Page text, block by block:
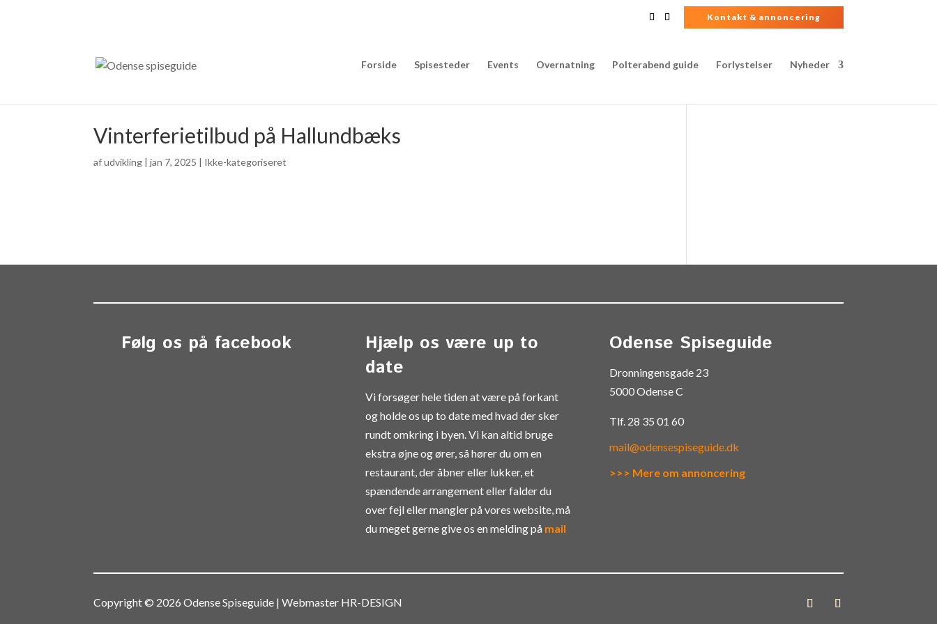
Kontakt & annoncering
Forside Spisesteder Events Overnatning Polterabend guide Forlystelser Nyheder
Vinterferietilbud på Hallundbæks
afudvikling |jan 7, 2025 | Ikke-kategoriseret
Følg os på facebook
Hjælp os være up to
date
Vi forsøger hele tiden at være på forkant
og holde os up to date med hvad der sker
rundt omkring i byen. Vi kan altid bruge
ekstra øjne og ører, så hører du om en
restaurant, der åbner eller lukker, et
spændende arrangement eller falder du
over fejl eller mangler på vores website, må
du meget gerne give os en melding på mail
Odense Spiseguide
Dronningensgade 23
5000 Odense C
Tlf. 28 35 01 60
mail@odensespiseguide.dk
>>> Mere om annoncering
Copyright © 2026 Odense Spiseguide | Webmaster HR-DESIGN